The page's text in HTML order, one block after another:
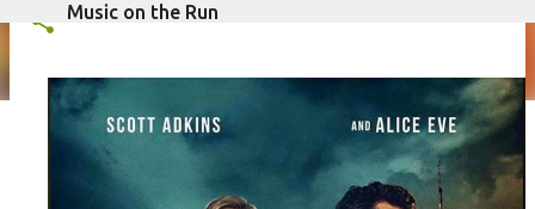
Music on the Run